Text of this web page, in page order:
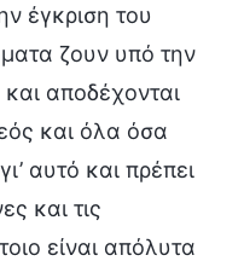
έγκριση του
ζουν υπό την
αποδέχονται
και όλα όσα
αυτό και πρέπει
και τις
είναι απόλυτα